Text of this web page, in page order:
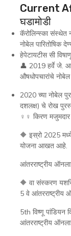
Current
घडामोडी
कॅरोलिन्स्का संस्थेत
नोबेल पारितोषिक
हेपेटायटीस सी
👤 2019 हर्वे जे.
औषधोपचारांचे
2020 च्या नोबेल
दशलक्ष) चे रोख
♀‍♀ किरण
🔶 इस्रो 2025
योजना आखत आहे.
आंतरराष्ट्रीय
🔶 वा संस्करण
5 वे आंतरराष्ट्रीय
5th विष्णू पांडियन
आंतरराष्ट्रीय